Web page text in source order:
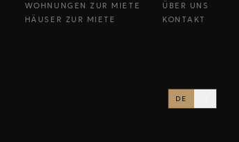
WOHNUNGEN ZUR MIETE
HÄUSER ZUR MIETE
ÜBER UNS
KONTAKT
DE